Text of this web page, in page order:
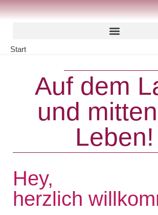
springen
Zum
Inhalt
Start
Auf dem
und
Leben!
Hey,
herzlich